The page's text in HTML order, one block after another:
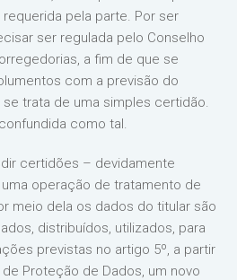
pela parte. Por ser
ser regulada pelo Conselho
a fim de que se
com a previsão do
trata de uma simples certidão.
como tal.
certidões – devidamente
operação de tratamento de
meio dela os dados do titular são
distribuídos, utilizados, para
previstas no artigo 5º, a partir
Proteção de Dados, um novo